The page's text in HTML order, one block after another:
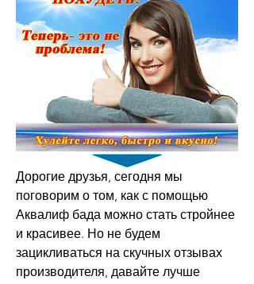
Дорогие друзья, сегодня мы
поговорим о том, как с помощью
Аквалиф бада можно стать стройнее
и красивее. Но не будем
зацикливаться на скучных отзывах
производителя, давайте лучше